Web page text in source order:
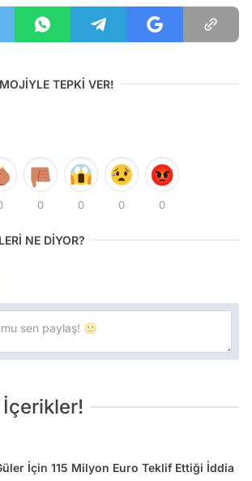
TEPKİ VER!
0 0 0 0
NE DİYOR?
İçerikler!
İçin 115 Milyon Euro Teklif Ettiği İddia